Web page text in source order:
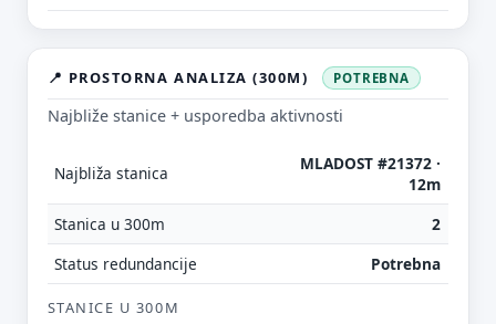
📍 PROSTORNA ANALIZA (300M) POTREBNA
Najbliže stanice + usporedba aktivnosti
Najbliža stanica
MLADOST #21372 ·
12m
Stanica u 300m
2
Status redundancije
Potrebna
STANICE U 300M